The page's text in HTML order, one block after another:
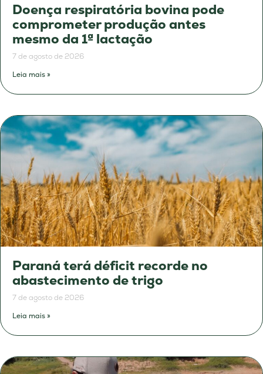
Doença respiratória bovina pode
comprometer produção antes
mesmo da 1ª lactação
7 de agosto de 2026
Leia mais »
Paraná terá déficit recorde no
abastecimento de trigo
7 de agosto de 2026
Leia mais »